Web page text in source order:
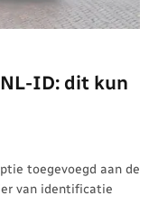
ID: dit kun
toegevoegd aan de
van identificatie